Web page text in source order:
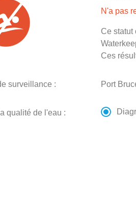
N'a pas
Ce statut
Ces
surveillance : Port
qualité de l'eau :